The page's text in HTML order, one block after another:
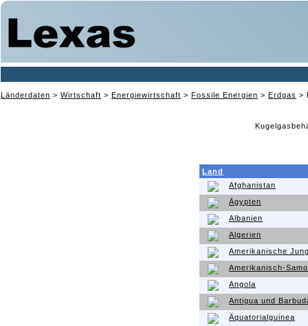
Länderdaten > Wirtschaft > Energiewirtschaft > Fossile Energien > Erdgas >
Land
Afghanistan
Ägypten
Albanien
Algerien
Amerikanische
Amerikanisch-
Angola
Antigua und
Äquatorialguinea